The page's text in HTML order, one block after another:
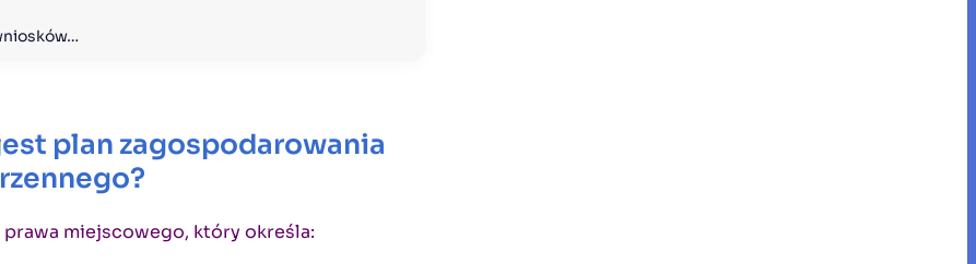
plan zagospodarowania
prawa miejscowego, który określa: